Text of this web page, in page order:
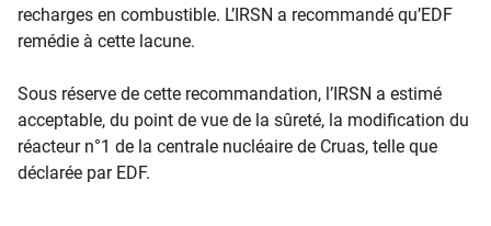
recharges en combustible. L’IRSN a recommandé qu’EDF
remédie à cette lacune.
Sous réserve de cette recommandation, l’IRSN a estimé
acceptable, du point de vue de la sûreté, la modification du
réacteur n°1 de la centrale nucléaire de Cruas, telle que
déclarée par EDF.